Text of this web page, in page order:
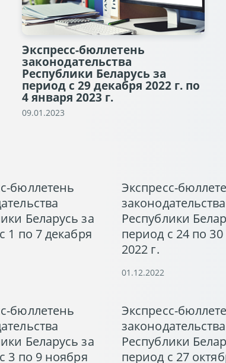
Экспресс-бюллетень
законодательства
Республики Беларусь за
период с 29 декабря 2022 г. по
4 января 2023 г.
09.01.2023
бюллетень
Беларусь за
1 по 7 декабря
Экспресс-
законодательства
Республики
период с 24 по
2022 г.
01.12.2022
бюллетень
Беларусь за
3 по 9 ноября
Экспресс-
законодательства
Республики
период с 27